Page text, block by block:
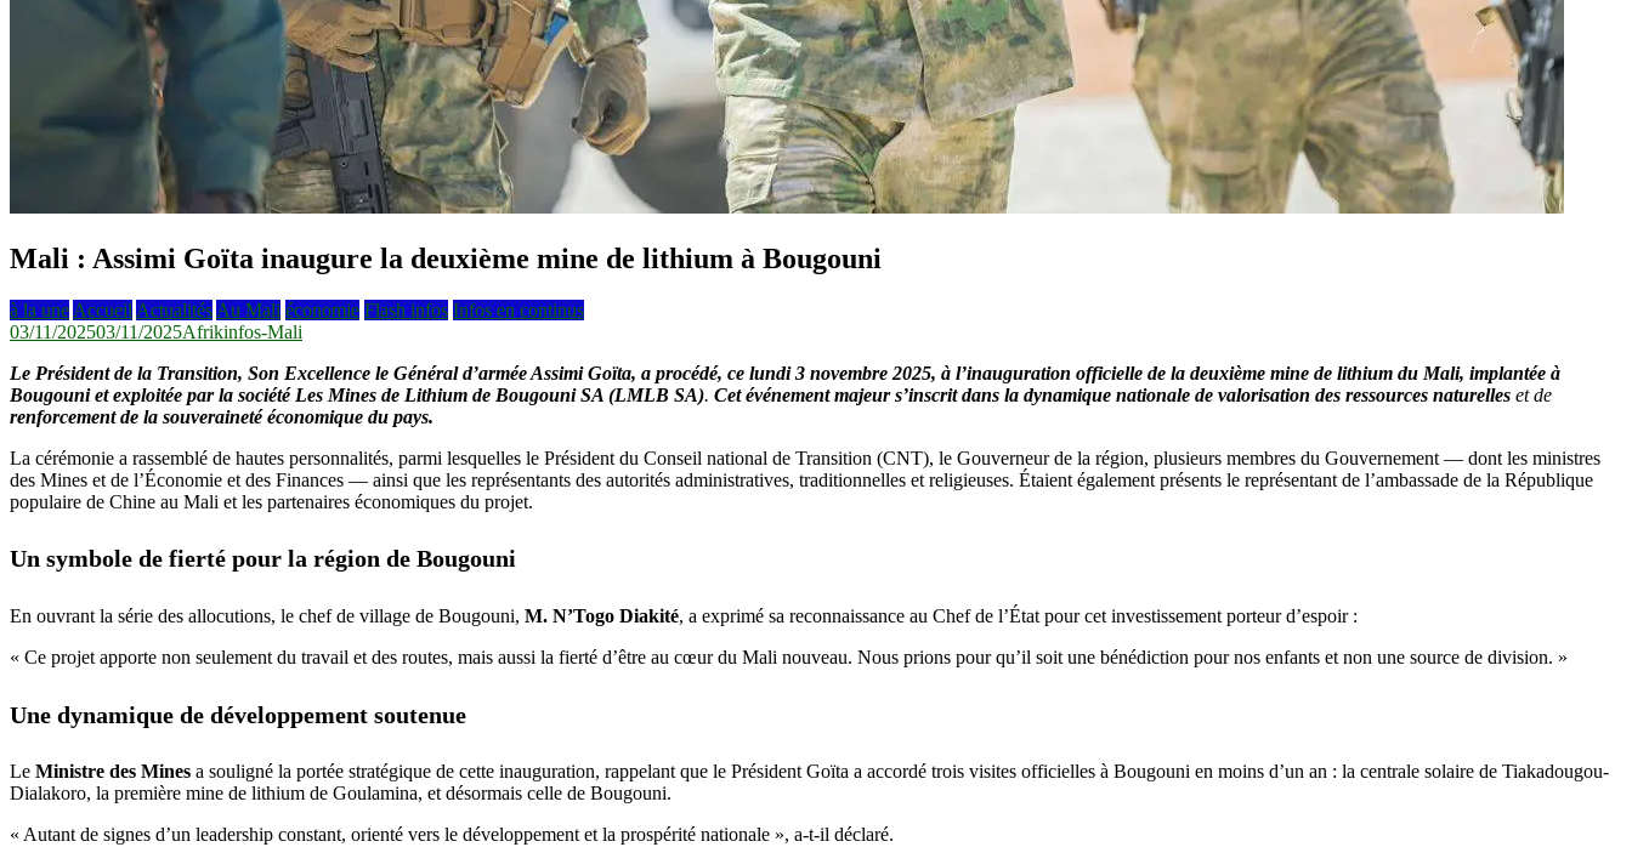
Mali : Assimi Goïta inaugure la deuxième mine de lithium à Bougouni
à la une Accueil Actualités Au Mali économie Flash infos Infos en continus
03/11/202503/11/2025Afrikinfos-Mali
Le Président de la Transition, Son Excellence le Général d’armée Assimi Goïta, a procédé, ce lundi 3 novembre 2025, à l’inauguration officielle de la deuxième mine de lithium du Mali, implantée à
Bougouni et exploitée par la société Les Mines de Lithium de Bougouni SA (LMLB SA). Cet événement majeur s’inscrit dans la dynamique nationale de valorisation des ressources naturelles et de
renforcement de la souveraineté économique du pays.
La cérémonie a rassemblé de hautes personnalités, parmi lesquelles le Président du Conseil national de Transition (CNT), le Gouverneur de la région, plusieurs membres du Gouvernement — dont les ministres
des Mines et de l’Économie et des Finances — ainsi que les représentants des autorités administratives, traditionnelles et religieuses. Étaient également présents le représentant de l’ambassade de la République
populaire de Chine au Mali et les partenaires économiques du projet.
Un symbole de fierté pour la région de Bougouni
En ouvrant la série des allocutions, le chef de village de Bougouni, M. N’Togo Diakité, a exprimé sa reconnaissance au Chef de l’État pour cet investissement porteur d’espoir :
« Ce projet apporte non seulement du travail et des routes, mais aussi la fierté d’être au cœur du Mali nouveau. Nous prions pour qu’il soit une bénédiction pour nos enfants et non une source de division. »
Une dynamique de développement soutenue
Le Ministre des Mines a souligné la portée stratégique de cette inauguration, rappelant que le Président Goïta a accordé trois visites officielles à Bougouni en moins d’un an : la centrale solaire de Tiakadougou-
Dialakoro, la première mine de lithium de Goulamina, et désormais celle de Bougouni.
« Autant de signes d’un leadership constant, orienté vers le développement et la prospérité nationale », a-t-il déclaré.